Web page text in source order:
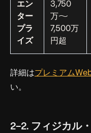
エン
ター
プラ
イズ
3,750
万〜
7,500万
円超
詳細はプレミアム
い。
2-2. フィジカル